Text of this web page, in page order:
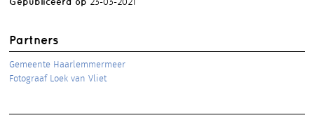
23-03-2021
Partners
Gemeente Haarlemmermeer
Fotograaf Loek van Vliet